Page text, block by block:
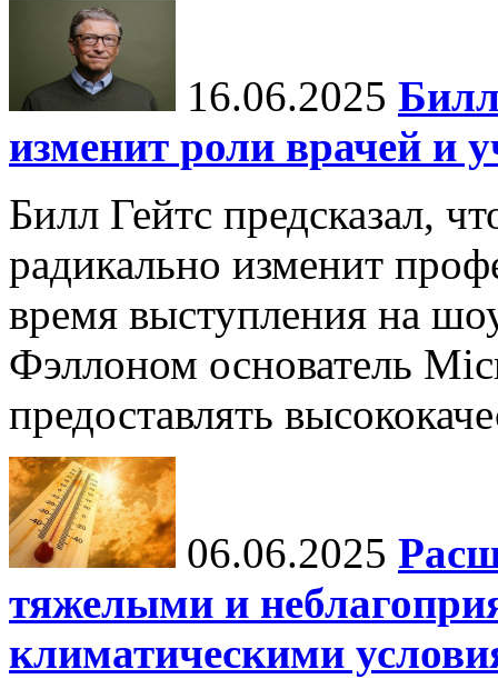
16.06.2025
изменит роли врачей и
Билл Гейтс предсказал,
радикально изменит
время выступления на
Фэллоном основатель
предоставлять
06.06.2025
тяжелыми и
климатическими